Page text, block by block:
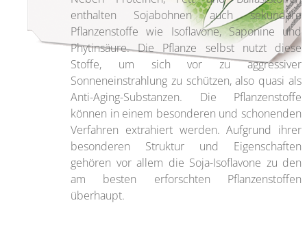
enthalten Sojabohnen auch sekundäre
Pflanzenstoffe wie Isoflavone, Saponine und
Phytinsäure. Die Pflanze selbst nutzt diese
Stoffe, um sich vor zu aggressiver
Sonneneinstrahlung zu schützen, also quasi als
Anti-Aging-Substanzen. Die Pflanzenstoffe
können in einem besonderen und schonenden
Verfahren extrahiert werden. Aufgrund ihrer
besonderen Struktur und Eigenschaften
gehören vor allem die Soja-Isoflavone zu den
am besten erforschten Pflanzenstoffen
überhaupt.